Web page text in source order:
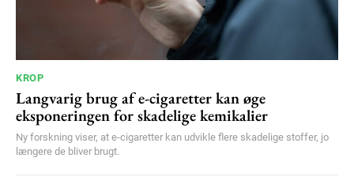
KROP
Langvarig brug af e-cigaretter kan øge
eksponeringen for skadelige kemikalier
Ny forskning viser, at e-cigaretter kan udvikle flere skadelige stoffer, jo
længere de bliver brugt.